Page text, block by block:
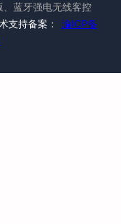
蓝牙强电无线客控
支持备案：
渝ICP备